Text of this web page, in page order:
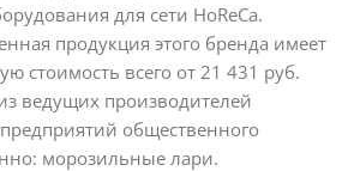
для сети HoReCa.
продукция этого бренда имеет
стоимость всего от 21 431 руб.
ведущих производителей
общественного
морозильные лари.